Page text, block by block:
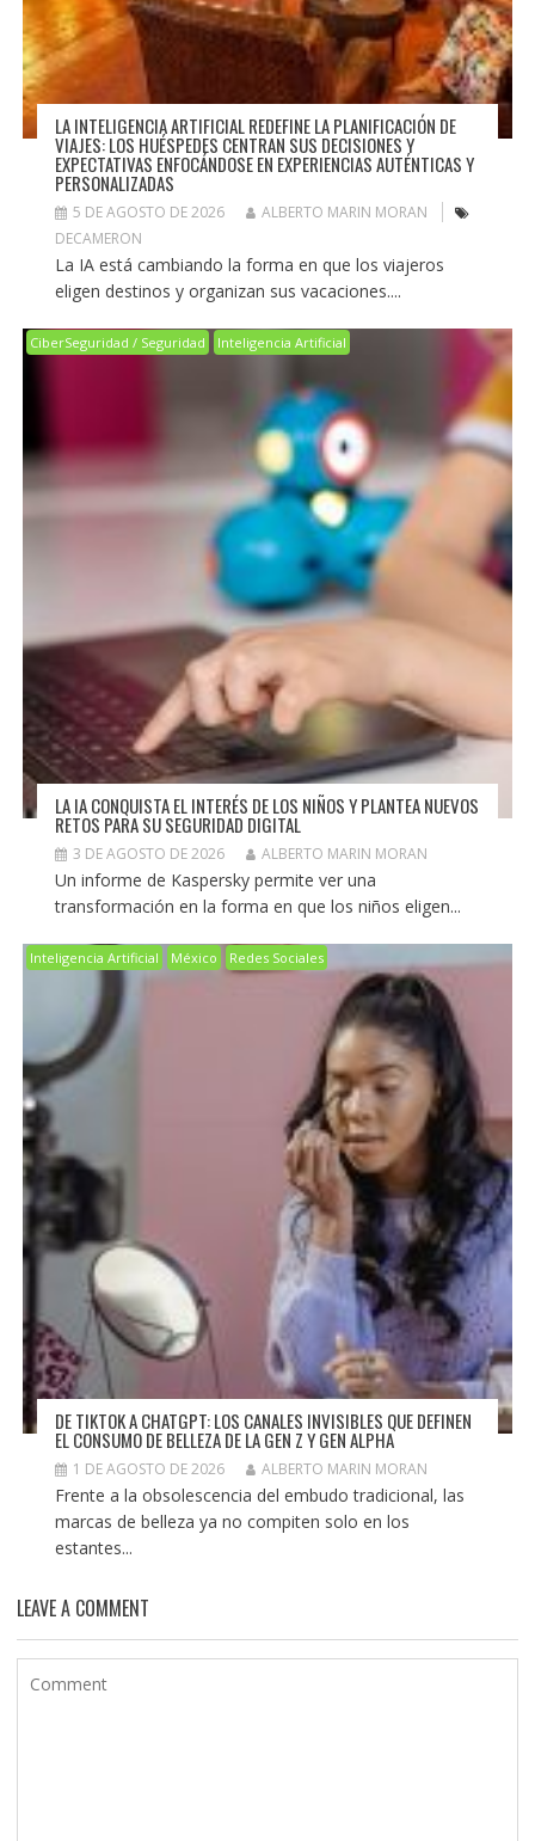
LA INTELIGENCIA ARTIFICIAL REDEFINE LA PLANIFICACIÓN DE
VIAJES: LOS HUÉSPEDES CENTRAN SUS DECISIONES Y
EXPECTATIVAS ENFOCÁNDOSE EN EXPERIENCIAS AUTÉNTICAS Y
PERSONALIZADAS
5 DE AGOSTO DE 2026
ALBERTO MARIN MORAN
DECAMERON
La IA está cambiando la forma en que los viajeros
eligen destinos y organizan sus vacaciones....
CiberSeguridad / Seguridad Inteligencia Artificial
LA IA CONQUISTA EL INTERÉS DE LOS NIÑOS Y PLANTEA NUEVOS
RETOS PARA SU SEGURIDAD DIGITAL
3 DE AGOSTO DE 2026 ALBERTO MARIN MORAN
Un informe de Kaspersky permite ver una
transformación en la forma en que los niños eligen...
Inteligencia Artificial México Redes Sociales
DE TIKTOK A CHATGPT: LOS CANALES INVISIBLES QUE DEFINEN
EL CONSUMO DE BELLEZA DE LA GEN Z Y GEN ALPHA
1 DE AGOSTO DE 2026 ALBERTO MARIN MORAN
Frente a la obsolescencia del embudo tradicional, las
marcas de belleza ya no compiten solo en los
estantes...
LEAVE A COMMENT